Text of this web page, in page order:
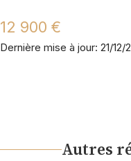
12 900 €
Dernière mise à jour: 21/12/
Autres